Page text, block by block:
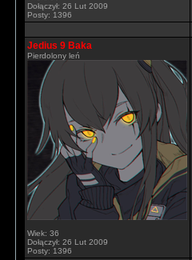
Dołączył: 26 Lut 2009
Posty: 1396
Jedius 9 Baka
Pierdolony leń
Wiek: 36
Dołączył: 26 Lut 2009
Posty: 1396